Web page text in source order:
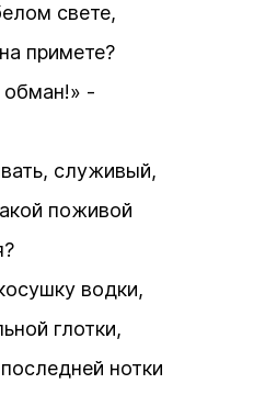
свете,
примете?
-
служивый,
поживой
водки,
глотки,
нотки